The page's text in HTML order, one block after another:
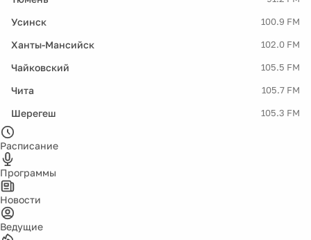
Усинск 100.9 FM
Ханты-Мансийск 102.0 FM
Чайковский 105.5 FM
Чита 105.7 FM
Шерегеш 105.3 FM
Расписание
Программы
Новости
Ведущие